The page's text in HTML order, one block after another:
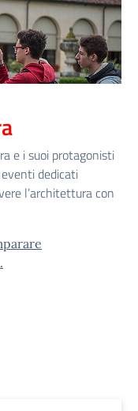
e i suoi protagonisti
dedicati
l’architettura con